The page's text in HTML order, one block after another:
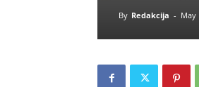
By Redakcija - May